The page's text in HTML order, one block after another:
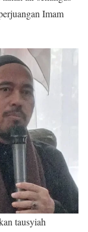
Imam
tausyiah